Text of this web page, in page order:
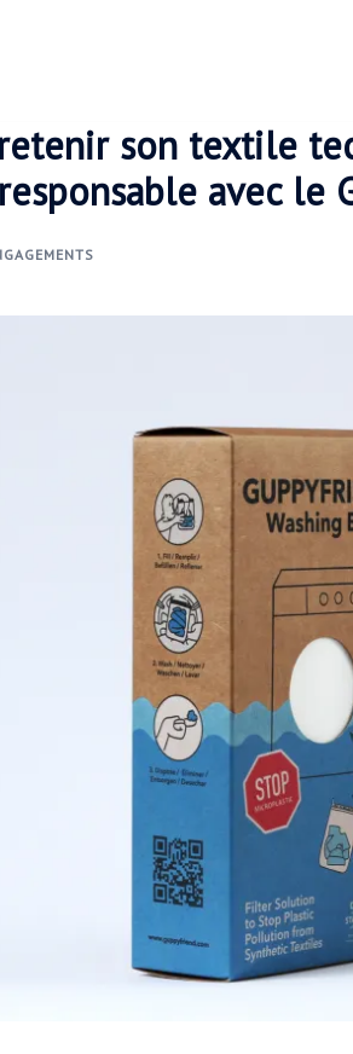
son textile
avec le